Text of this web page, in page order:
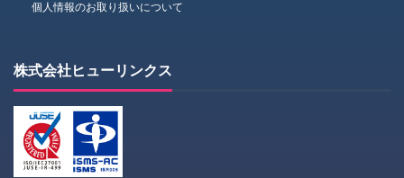
個人情報のお取り扱いについて
株式会社ヒューリンクス